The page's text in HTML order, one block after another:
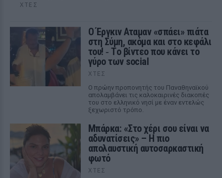
ΧΤΕΣ
Ο Έργκιν Αταμαν «σπάει» πιάτα
στη Σύμη, ακόμα και στο κεφάλι
του! ‑ Tο βίντεο που κάνει το
γύρο των social
ΧΤΕΣ
Ο πρώην προπονητής του Παναθηναϊκού
απολαμβάνει τις καλοκαιρινές διακοπές
του στο ελληνικό νησί με έναν εντελώς
ξεχωριστό τρόπο.
Μπάρκα: «Στο χέρι σου είναι να
αδυνατίσεις» – Η πιο
απολαυστική αυτοσαρκαστική
φωτό
ΧΤΕΣ